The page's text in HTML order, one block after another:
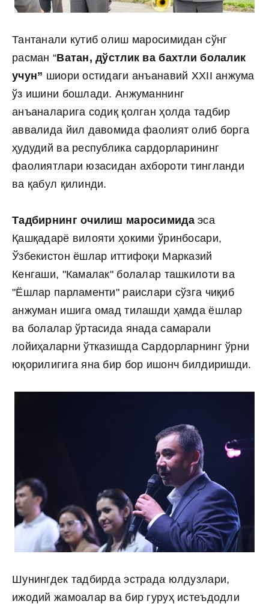
Тантанали кутиб олиш маросимидан сўнг
расман “Ватан, дўстлик ва бахтли болалик
учун” шиори остидаги анъанавий ХХII анжума
ўз ишини бошлади. Анжуманнинг
анъаналарига содиқ қолган ҳолда тадбир
аввалида йил давомида фаолият олиб борга
ҳудудий ва республика сардорларининг
фаолиятлари юзасидан ахбороти тингланди
ва қабул қилинди.
Тадбирнинг очилиш маросимидаэса
Қашқадарё вилояти ҳокими ўринбосари,
Ўзбекистон ёшлар иттифоқи Марказий
Кенгаши, "Камалак" болалар ташкилоти ва
"Ёшлар парламенти" раислари сўзга чиқиб
анжуман ишига омад тилашди ҳамда ёшлар
ва болалар ўртасида янада самарали
лойиҳаларни ўтказишда Сардорларнинг ўрни
юқорилигига яна бир бор ишонч билдиришди.
Шунингдек тадбирда эстрада юлдузлари,
ижодий жамоалар ва бир гуруҳ истеъдодли